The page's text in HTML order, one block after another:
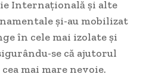
Internațională și alte
și-au mobilizat
în cele mai izolate și
se că ajutorul
mai mare nevoie.